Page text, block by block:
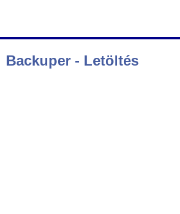
Backuper - Letöltés